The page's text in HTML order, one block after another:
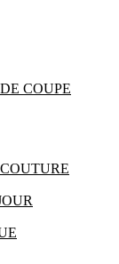
COUPE